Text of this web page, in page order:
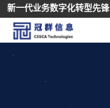
新一代业务数字化转型先锋
首